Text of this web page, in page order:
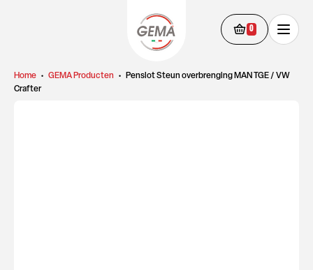
0
Home • GEMA Producten •
Penslot Steun overbrenging MAN TGE / VW
Crafter